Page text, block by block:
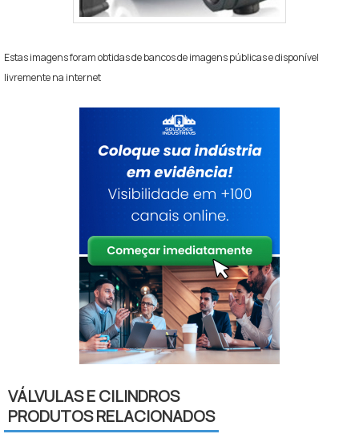
Estas imagens foram obtidas de bancos de imagens públicas e disponível
livremente na internet
VÁLVULAS E CILINDROS
PRODUTOS RELACIONADOS